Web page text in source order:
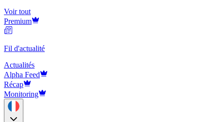
Voir tout
Premium
Fil d'actualité
Actualités
Alpha Feed
Récap
Monitoring